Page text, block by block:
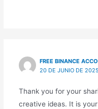
FREE BINANCE
20 DE JUNIO DE
Thank you for your
creative ideas. It is